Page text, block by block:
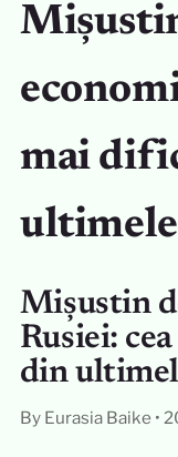
mai
Mișustin
Rusiei:
din
By Eurasia Baike•